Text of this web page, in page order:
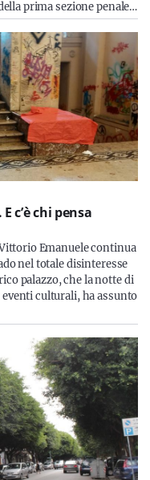
prima sezione penale…
c’è chi pensa
Emanuele continua
nel totale disinteresse
palazzo, che la notte di
culturali, ha assunto